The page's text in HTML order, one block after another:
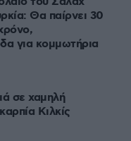
Θα παίρνει 30
για κομμωτήρια
σε χαμηλή
Κιλκίς